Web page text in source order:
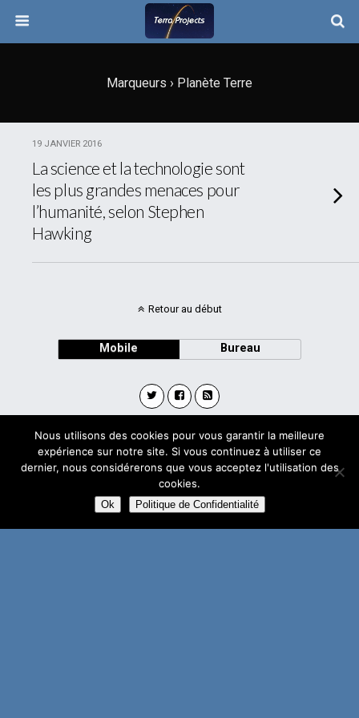
Marqueurs › Planète Terre
19 JANVIER 2016
La science et la technologie sont
les plus grandes menaces pour
l’humanité, selon Stephen
Hawking
Retour au début
Mobile Bureau
Avec
WPtouch Mobile Suite for WordPress
Nous utilisons des cookies pour vous garantir la meilleure
expérience sur notre site. Si vous continuez à utiliser ce
dernier, nous considérerons que vous acceptez l'utilisation des
cookies.
Ok Politique de Confidentialité